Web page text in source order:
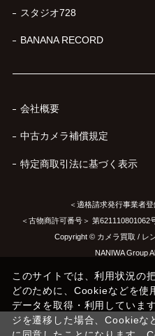
スタジオ728
BANANA RECORD
会社概要
中古カメラ補償規定
特定商取引法に基づく表示
＜適格請求発行事業者
＜古物商許可番号＞ 第
Copyright © カメラ買取 / レ
NANIWA Group
このサイトでは、利用状況の
どのために、Cookieなどを使
データを取得・利用していま
ジを遷移した場合、Cookieな